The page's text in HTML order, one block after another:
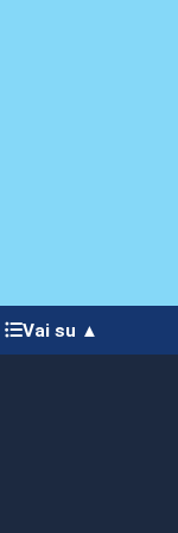
Vai su ▲